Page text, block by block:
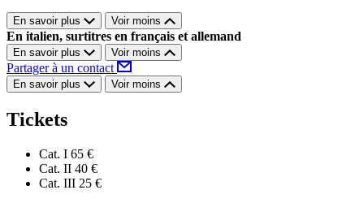
En savoir plus Voir moins
En italien, surtitres en français et allemand
En savoir plus Voir moins
Partager à un contact
En savoir plus Voir moins
Tickets
Cat. I 65 €
Cat. II 40 €
Cat. III 25 €